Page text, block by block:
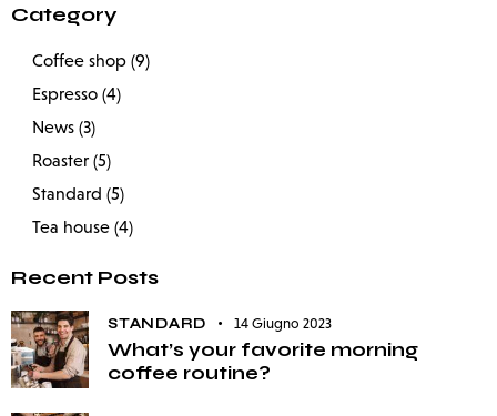
Category
Coffee shop (9)
Espresso (4)
News (3)
Roaster (5)
Standard (5)
Tea house (4)
Recent Posts
STANDARD 14 Giugno 2023
What’s your favorite morning
coffee routine?